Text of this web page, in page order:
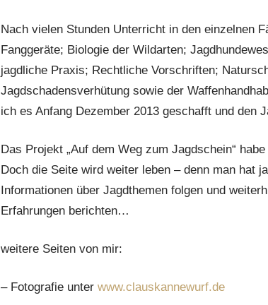
Nach vielen Stunden Unterricht in den einzelnen
Fanggeräte; Biologie der Wildarten;
jagdliche Praxis; Rechtliche Vorschriften;
Jagdschadensverhütung sowie der
ich es Anfang Dezember 2013 geschafft und den
Das Projekt „Auf dem Weg zum Jagdschein“
Doch die Seite wird weiter leben – denn man hat
Informationen über Jagdthemen folgen und
Erfahrungen berichten…
weitere Seiten von mir:
– Fotografie unter www.clauskannewurf.de